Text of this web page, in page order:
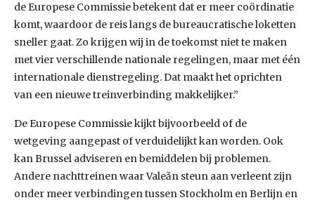
de Europese Commissie betekent dat er meer coördinatie
komt, waardoor de reis langs de bureaucratische loketten
sneller gaat. Zo krijgen wij in de toekomst niet te maken
met vier verschillende nationale regelingen, maar met één
internationale dienstregeling. Dat maakt het oprichten
van een nieuwe treinverbinding makkelijker.”
De Europese Commissie kijkt bijvoorbeeld of de
wetgeving aangepast of verduidelijkt kan worden. Ook
kan Brussel adviseren en bemiddelen bij problemen.
Andere nachttreinen waar Valeăn steun aan verleent zijn
onder meer verbindingen tussen Stockholm en Berlijn en